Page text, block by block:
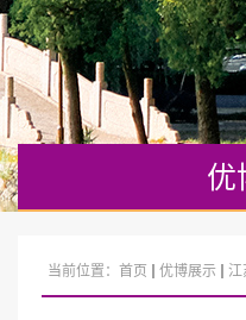
优
当前位置： 首页 优博展示 江